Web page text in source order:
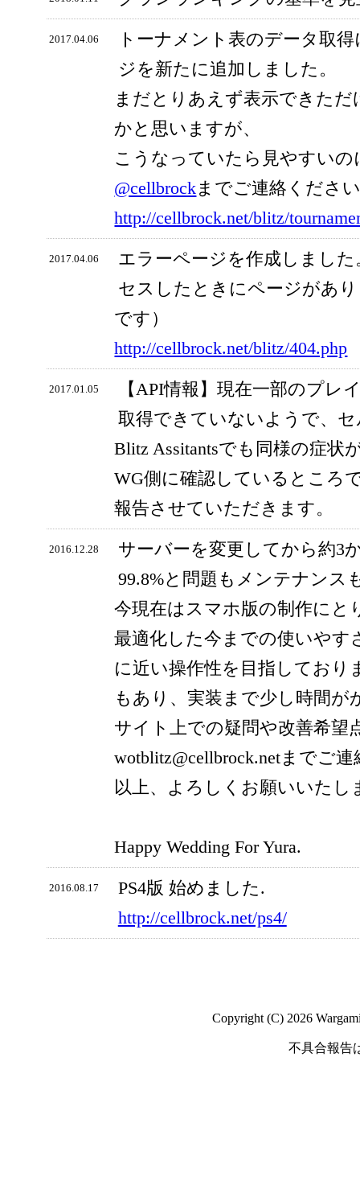
2017.04.06
トーナメント表のデータ取
ジを新たに追加しました。
まだとりあえず表示できた
かと思いますが、
こうなっていたら見やすい
@cellbrockまでご連絡くださ
http://cellbrock.net/blitz/
2017.04.06
エラーページを作成しまし
セスしたときにページがあ
です）
http://cellbrock.net/blitz/404.php
2017.01.05
【API情報】現在一部のプレ
取得できていないようで、
Blitz Assitantsでも同様の症状
WG側に確認しているところ
報告させていただきます。
2016.12.28
サーバーを変更してから約3
99.8%と問題もメンテナンス
今現在はスマホ版の制作に
最適化した今までの使いや
に近い操作性を目指しており
もあり、実装まで少し時間が
サイト上での疑問や改善希望
wotblitz@cellbrock.netまでご
以上、よろしくお願いいたし
Happy Wedding For Yura.
2016.08.17
PS4版 始めました.
http://cellbrock.net/ps4/
Copyright (C) 2026
不具合報告